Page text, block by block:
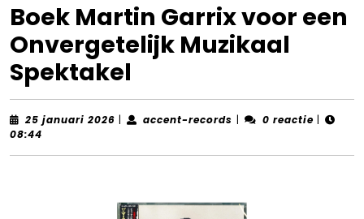
Boek Martin Garrix voor een
Onvergetelijk Muzikaal
Spektakel
25 januari 2026 25
| accent-records accent-
| 0 reactie |
08:44